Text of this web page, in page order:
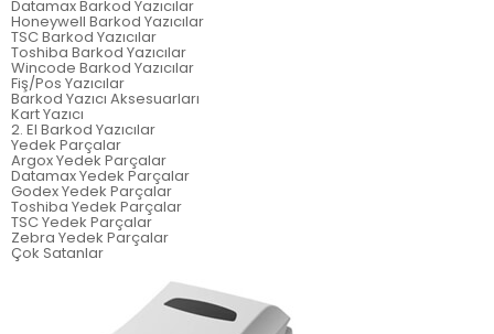
Datamax Barkod Yazıcılar
Honeywell Barkod Yazıcılar
TSC Barkod Yazıcılar
Toshiba Barkod Yazıcılar
Wincode Barkod Yazıcılar
Fiş/Pos Yazıcılar
Barkod Yazıcı Aksesuarları
Kart Yazıcı
2. El Barkod Yazıcılar
Yedek Parçalar
Argox Yedek Parçalar
Datamax Yedek Parçalar
Godex Yedek Parçalar
Toshiba Yedek Parçalar
TSC Yedek Parçalar
Zebra Yedek Parçalar
Çok Satanlar